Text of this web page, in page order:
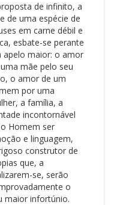
de infinito, a
de uma espécie de
em carne débil e
esbate-se perante
apelo maior: o amor
mãe pelo seu
o amor de um
por uma
a família, a
incontornável
Homem ser
e linguagem,
construtor de
que, a
se, serão
o
maior infortúnio.